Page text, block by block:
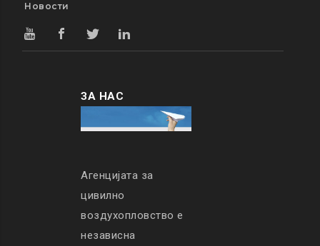
Новости
ЗА НАС
Агенцијата за
цивилно
воздухопловство е
независна